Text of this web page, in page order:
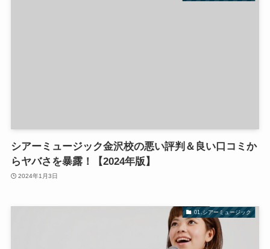
シアーミュージック金沢校の悪い評判＆良い口コミか
らヤバさを暴露！【2024年版】
2024年1月3日
01.シアーミュージック